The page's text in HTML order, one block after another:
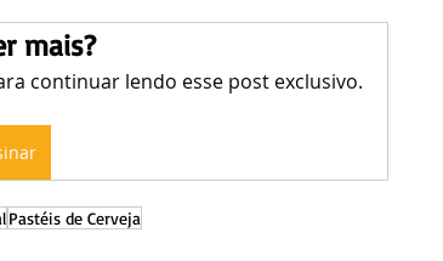
mais?
continuar lendo esse post exclusivo.
Pastéis de Cerveja